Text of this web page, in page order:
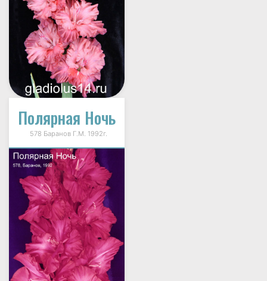
Полярная Ночь
578 Баранов Г.М. 1992г.